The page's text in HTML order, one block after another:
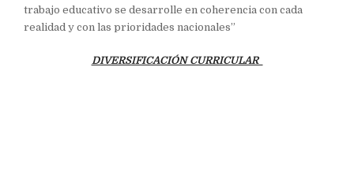
trabajo educativo se desarrolle en coherencia con cada
realidad y con las prioridades nacionales”
DIVERSIFICACIÓN CURRICULAR